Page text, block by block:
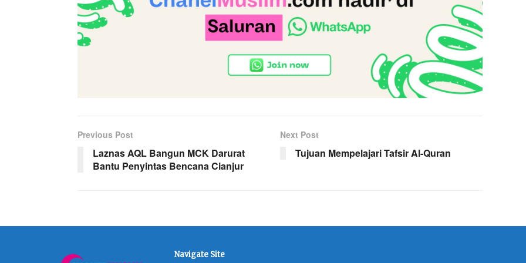
Previous Post
Laznas AQL Bangun MCK Darurat
Bantu Penyintas Bencana Cianjur
Next Post
Tujuan Mempelajari Tafsir Al-Quran
Navigate Site